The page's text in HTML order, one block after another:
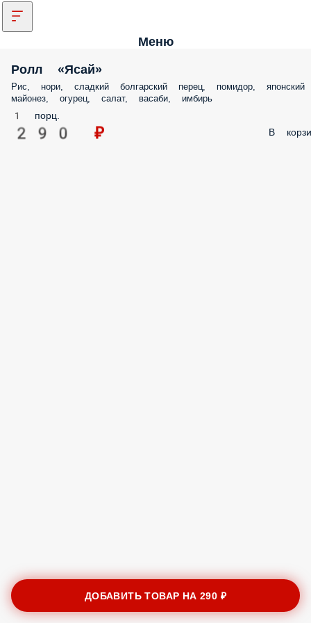
Меню
Ролл «Ясай»
Рис, нори, сладкий болгарский перец, помидор, японский
майонез, огурец, салат, васаби, имбирь
1 порц.
290 ₽ В
ДОБАВИТЬ ТОВАР НА290 ₽